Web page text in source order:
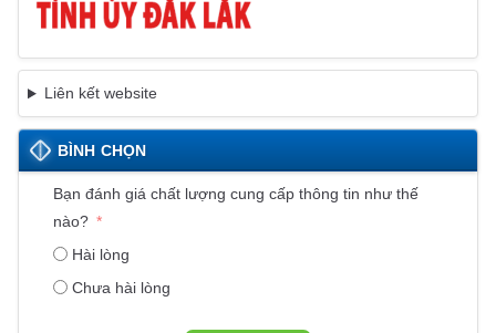
Liên kết website
BÌNH CHỌN
Bạn đánh giá chất lượng cung cấp thông tin như thế
nào?
Hài lòng
Chưa hài lòng